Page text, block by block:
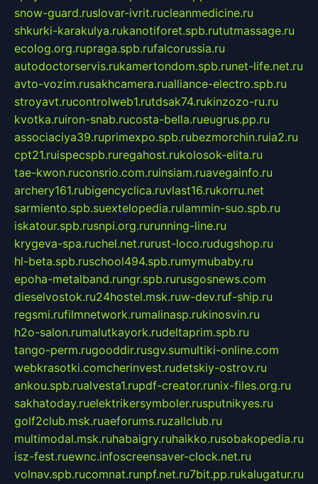
snow-guard.ruslovar-ivrit.rucleanmedicine.ru
shkurki-karakulya.rukanotiforet.spb.rututmassage.ru
ecolog.org.rupraga.spb.rufalcorussia.ru
autodoctorservis.rukamertondom.spb.runet-life.net.ru
avto-vozim.rusakhcamera.rualliance-electro.spb.ru
stroyavt.rucontrolweb1.rutdsak74.rukinzozo-ru.ru
kvotka.ruiron-snab.rucosta-bella.rueugrus.pp.ru
associaciya39.ruprimexpo.spb.rubezmorchin.ruia2.ru
cpt21.ruispecspb.ruregahost.rukolosok-elita.ru
tae-kwon.ruconsrio.com.ruinsiam.ruavegainfo.ru
archery161.rubigencyclica.ruvlast16.rukorru.net
sarmiento.spb.suextelopedia.rulammin-suo.spb.ru
iskatour.spb.rusnpi.org.rurunning-line.ru
krygeva-spa.ruchel.net.rurust-loco.rudugshop.ru
hl-beta.spb.ruschool494.spb.rumymubaby.ru
epoha-metalband.rungr.spb.rurusgosnews.com
dieselvostok.ru24hostel.msk.ruw-dev.ruf-ship.ru
regsmi.rufilmnetwork.rumalinasp.rukinosvin.ru
h2o-salon.rumalutkayork.rudeltaprim.spb.ru
tango-perm.rugooddir.rusgv.sumultiki-online.com
webkrasotki.comcherinvest.rudetskiy-ostrov.ru
ankou.spb.rualvesta1.rupdf-creator.runix-files.org.ru
sakhatoday.ruelektrikersymboler.rusputnikyes.ru
golf2club.msk.ruaeforums.ruzallclub.ru
multimodal.msk.ruhabaigry.ruhaikko.rusobakopedia.ru
isz-fest.ruewnc.infoscreensaver-clock.net.ru
volnav.spb.rucomnat.runpf.net.ru7bit.pp.rukalugatur.ru